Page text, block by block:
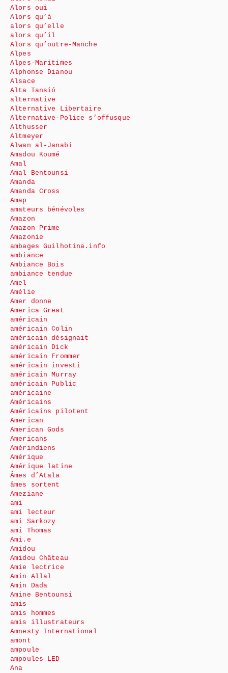
Alors oui
Alors qu’à
alors qu’elle
alors qu’il
Alors qu’outre-Manche
Alpes
Alpes-Maritimes
Alphonse Dianou
Alsace
Alta Tansió
alternative
Alternative Libertaire
Alternative-Police s’offusque
Althusser
Altmeyer
Alwan al-Janabi
Amadou Koumé
Amal
Amal Bentounsi
Amanda
Amanda Cross
Amap
amateurs bénévoles
Amazon
Amazon Prime
Amazonie
ambages Guilhotina.info
ambiance
Ambiance Bois
ambiance tendue
Amel
Amélie
Amer donne
America Great
américain
américain Colin
américain désignait
américain Dick
américain Frommer
américain investi
américain Murray
américain Public
américaine
Américains
Américains pilotent
American
American Gods
Americans
Amérindiens
Amérique
Amérique latine
Âmes d’Atala
âmes sortent
Ameziane
ami
ami lecteur
ami Sarkozy
ami Thomas
Ami.e
Amidou
Amidou Château
Amie lectrice
Amin Allal
Amin Dada
Amine Bentounsi
amis
amis hommes
amis illustrateurs
Amnesty International
amont
ampoule
ampoules LED
Ana